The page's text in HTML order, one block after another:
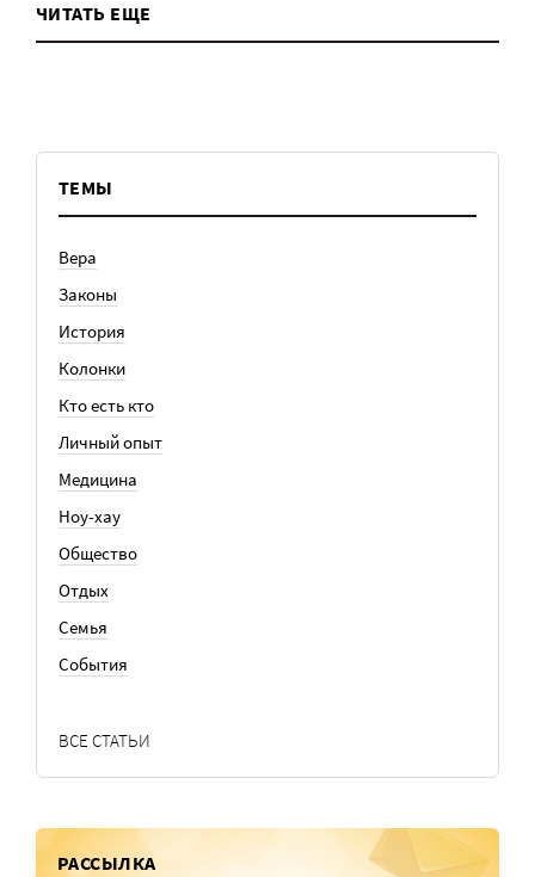
ЧИТАТЬ ЕЩЕ
ТЕМЫ
Вера
Законы
История
Колонки
Кто есть кто
Личный опыт
Медицина
Ноу-хау
Общество
Отдых
Семья
События
ВСЕ СТАТЬИ
РАССЫЛКА